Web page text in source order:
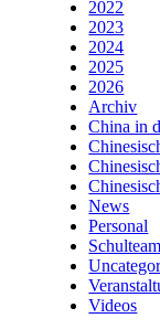
2022
2023
2024
2025
2026
Archiv
China in
News
Personal
Schulteam
Videos